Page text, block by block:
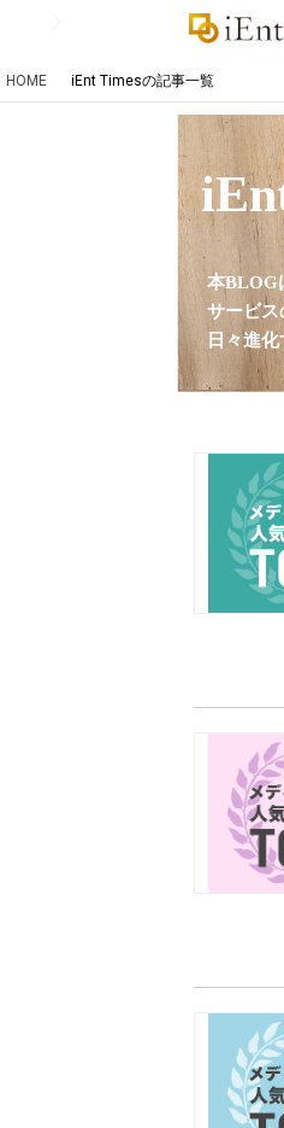
HOME iEnt Timesの記事一覧
本BLOG
サービス
日々進